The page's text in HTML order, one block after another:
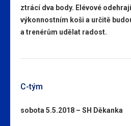
ztrácí dva body. Elévové
výkonnostním koši a určitě
a trenérům udělat radost.
C-tým
sobota 5.5.2018 – SH Děkanka